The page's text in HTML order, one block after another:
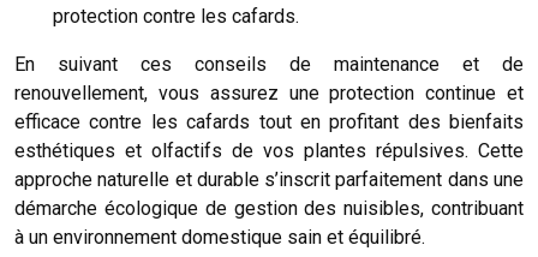
protection contre les cafards.
En suivant ces conseils de maintenance et de
renouvellement, vous assurez une protection continue et
efficace contre les cafards tout en profitant des bienfaits
esthétiques et olfactifs de vos plantes répulsives. Cette
approche naturelle et durable s’inscrit parfaitement dans une
démarche écologique de gestion des nuisibles, contribuant
à un environnement domestique sain et équilibré.